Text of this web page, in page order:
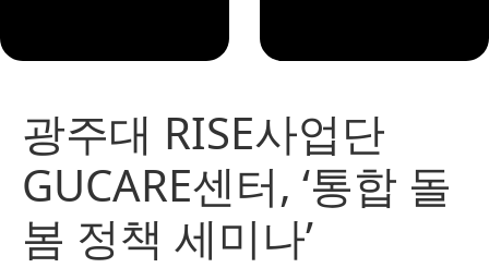
광주대 RISE사업단
GUCARE센터, ‘통합 돌
봄 정책 세미나’